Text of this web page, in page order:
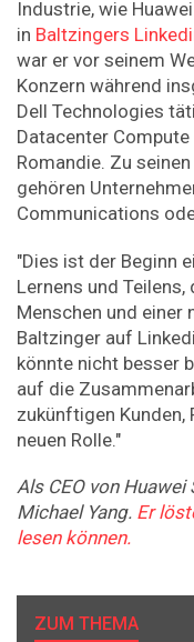
Industrie, wie
in Baltzingers
war er vor seinem
Konzern während
Dell Technologies
Datacenter
Romandie. Zu
gehören
Communications
"Dies ist der Beginn
Lernens und
Menschen und einer
Baltzinger auf
könnte nicht besser
auf die
zukünftigen Kunden,
neuen Rolle."
Als CEO von
Michael Yang. Er
lesen können.
ZUM THEMA